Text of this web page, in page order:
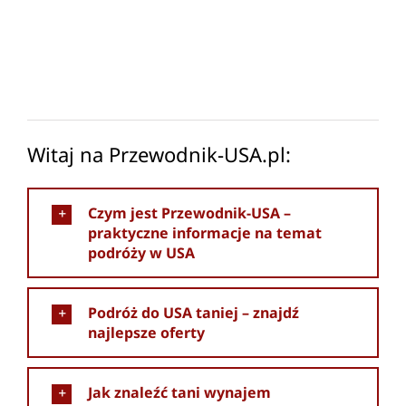
Witaj na Przewodnik-USA.pl:
Czym jest Przewodnik-USA –
praktyczne informacje na temat
podróży w USA
Podróż do USA taniej – znajdź
najlepsze oferty
Jak znaleźć tani wynajem